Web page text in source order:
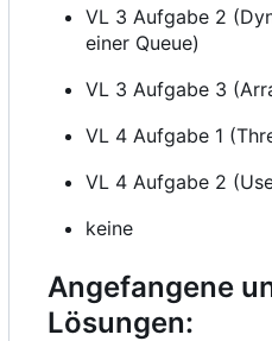
VL 3 Aufgabe 2
einer Queue)
VL 3 Aufgabe 3
VL 4 Aufgabe 1
VL 4 Aufgabe 2
keine
Angefangene
Lösungen: